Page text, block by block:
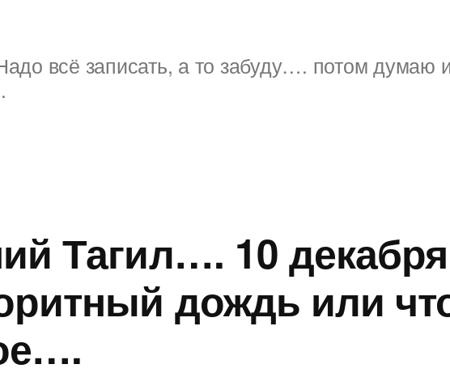
всё записать, а то забуду…. потом думаю
Тагил…. 10
дождь или